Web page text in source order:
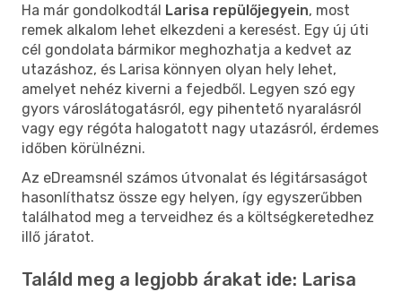
Ha már gondolkodtál Larisa repülőjegyein, most
remek alkalom lehet elkezdeni a keresést. Egy új úti
cél gondolata bármikor meghozhatja a kedvet az
utazáshoz, és Larisa könnyen olyan hely lehet,
amelyet nehéz kiverni a fejedből. Legyen szó egy
gyors városlátogatásról, egy pihentető nyaralásról
vagy egy régóta halogatott nagy utazásról, érdemes
időben körülnézni.
Az eDreamsnél számos útvonalat és légitársaságot
hasonlíthatsz össze egy helyen, így egyszerűbben
találhatod meg a terveidhez és a költségkeretedhez
illő járatot.
Találd meg a legjobb árakat ide: Larisa